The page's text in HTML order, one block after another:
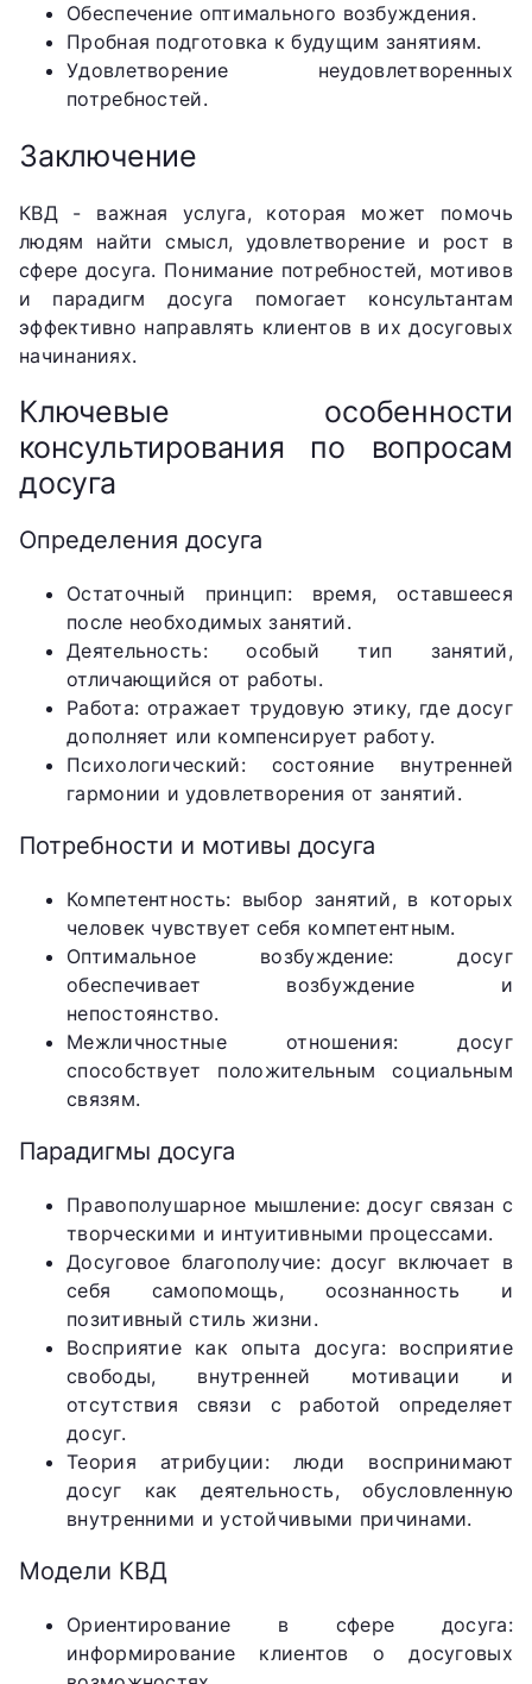
Обеспечение оптимального возбуждения.
Пробная подготовка к будущим занятиям.
Удовлетворение неудовлетворенных
потребностей.
Заключение
КВД - важная услуга, которая может помочь
людям найти смысл, удовлетворение и рост в
сфере досуга. Понимание потребностей, мотивов
и парадигм досуга помогает консультантам
эффективно направлять клиентов в их досуговых
начинаниях.
Ключевые особенности
консультирования по вопросам
досуга
Определения досуга
Остаточный принцип: время, оставшееся
после необходимых занятий.
Деятельность: особый тип занятий,
отличающийся от работы.
Работа: отражает трудовую этику, где досуг
дополняет или компенсирует работу.
Психологический: состояние внутренней
гармонии и удовлетворения от занятий.
Потребности и мотивы досуга
Компетентность: выбор занятий, в которых
человек чувствует себя компетентным.
Оптимальное возбуждение: досуг
обеспечивает возбуждение и
непостоянство.
Межличностные отношения: досуг
способствует положительным социальным
связям.
Парадигмы досуга
Правополушарное мышление: досуг связан с
творческими и интуитивными процессами.
Досуговое благополучие: досуг включает в
себя самопомощь, осознанность и
позитивный стиль жизни.
Восприятие как опыта досуга: восприятие
свободы, внутренней мотивации и
отсутствия связи с работой определяет
досуг.
Теория атрибуции: люди воспринимают
досуг как деятельность, обусловленную
внутренними и устойчивыми причинами.
Модели КВД
Ориентирование в сфере досуга:
информирование клиентов о досуговых